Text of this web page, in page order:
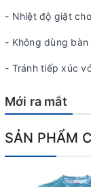
- Nhiệt độ giặt
- Không dùng
- Tránh tiếp xúc
Mới ra mắt
SẢN PHẨM